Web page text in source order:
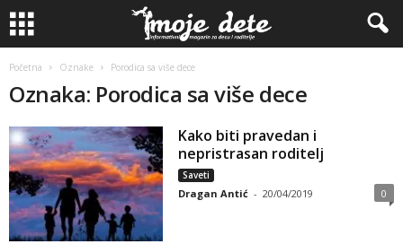
Početna Oznake Porodica sa više dece
Oznaka: Porodica sa više dece
Kako biti pravedan i
nepristrasan roditelj
Saveti
Dragan Antić - 20/04/2019 0